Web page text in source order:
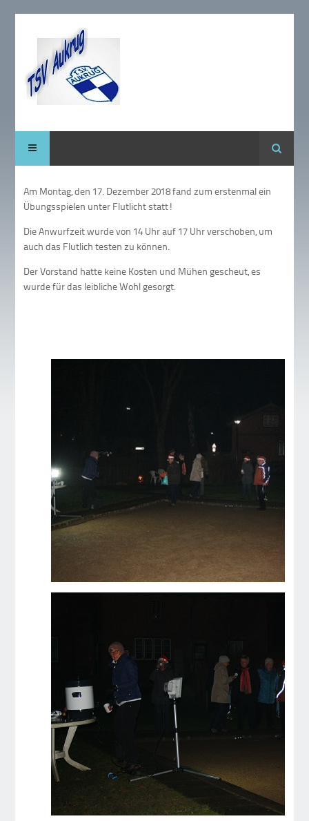
Suche
Am Montag, den 17. Dezember 2018 fand zum erstenmal ein
Übungsspielen unter Flutlicht statt!
Die Anwurfzeit wurde von 14 Uhr auf 17 Uhr verschoben, um
auch das Flutlich testen zu können.
Der Vorstand hatte keine Kosten und Mühen gescheut, es
wurde für das leibliche Wohl gesorgt.